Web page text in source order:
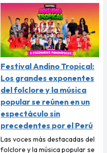
Festival Andino Tropical:
Los grandes exponentes
del folclore y la música
popular se reúnen en un
espectáculo sin
precedentes por el Perú
Las voces más destacadas del
folclore y la música popular se